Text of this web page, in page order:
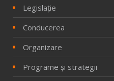
Legislație
Conducerea
Organizare
Programe și strategii